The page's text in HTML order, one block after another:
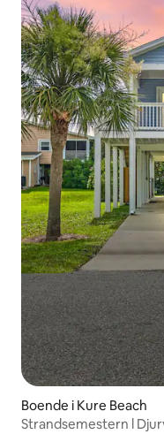
Boende i Kure Beach
Strandsemestern l